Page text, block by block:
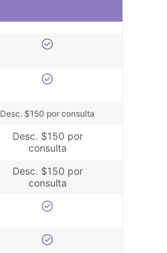
Desc. $150 por consulta
Desc. $150 por
consulta
Desc. $150 por
consulta